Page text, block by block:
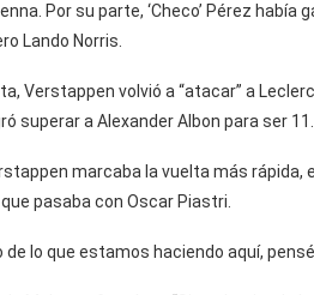
Por su parte, ‘Checo’ Pérez
Lando Norris.
Verstappen volvió a “atacar” a
superar a Alexander Albon para ser 11.
marcaba la vuelta más
pasaba con Oscar Piastri.
de lo que estamos haciendo aquí,